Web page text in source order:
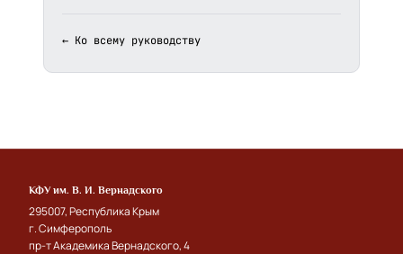
← Ко всему руководству
КФУ им. В. И. Вернадского
295007, Республика Крым
г. Симферополь
пр-т Академика Вернадского, 4